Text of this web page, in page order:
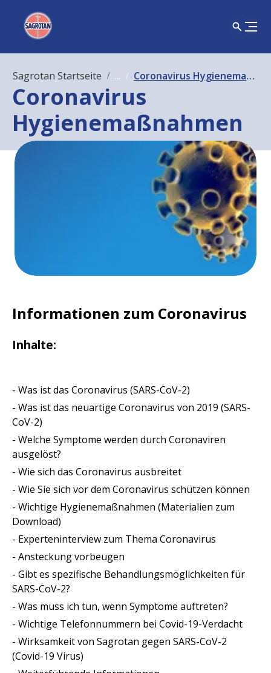
Sagrotan Startseite ... Coronavirus Hygienemaßnahmen
Coronavirus
Hygienemaßnahmen
Informationen zum Coronavirus
Inhalte:
- Was ist das Coronavirus (SARS-CoV-2)
- Was ist das neuartige Coronavirus von 2019 (SARS-
CoV-2)
- Welche Symptome werden durch Coronaviren
ausgelöst?
- Wie sich das Coronavirus ausbreitet
- Wie Sie sich vor dem Coronavirus schützen können
- Wichtige Hygienemaßnahmen (Materialien zum
Download)
- Experteninterview zum Thema Coronavirus
- Ansteckung vorbeugen
- Gibt es spezifische Behandlungsmöglichkeiten für
SARS-CoV-2?
- Was muss ich tun, wenn Symptome auftreten?
- Wichtige Telefonnummern bei Covid-19-Verdacht
- Wirksamkeit von Sagrotan gegen SARS-CoV-2
(Covid-19 Virus)